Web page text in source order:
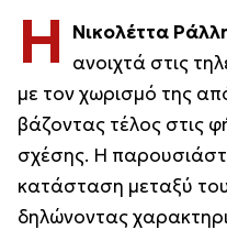
Η Νικολέττα
ανοιχτά στις
με τον χωρισμό της
βάζοντας τέλος στις
σχέσης. Η
κατάσταση μεταξύ
δηλώνοντας